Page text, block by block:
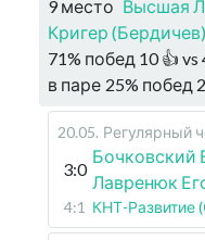
9 место Высшая
Кригер (Бердичев)
71% побед 10👍 vs
в паре 25% побед 2
20.05. Регулярный
3:0
Бочковский
Лавренюк
4:1 КНТ-Развитие